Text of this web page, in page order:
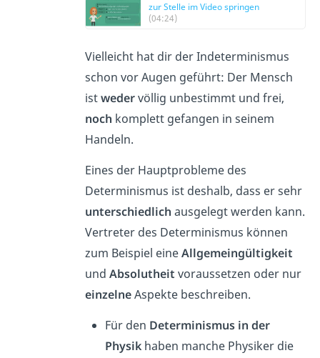
zur Stelle im Video springen
(04:24)
Vielleicht hat dir der Indeterminismus
schon vor Augen geführt: Der Mensch
istwedervöllig unbestimmt und frei,
noch komplett gefangen in seinem
Handeln.
Eines der Hauptprobleme des
Determinismus ist deshalb, dass er sehr
unterschiedlich ausgelegt werden kann.
Vertreter des Determinismus können
zum Beispiel eineAllgemeingültigkeit
und Absolutheit voraussetzen oder nur
einzelneAspekte beschreiben.
Für den Determinismus in der
Physik haben manche Physiker die